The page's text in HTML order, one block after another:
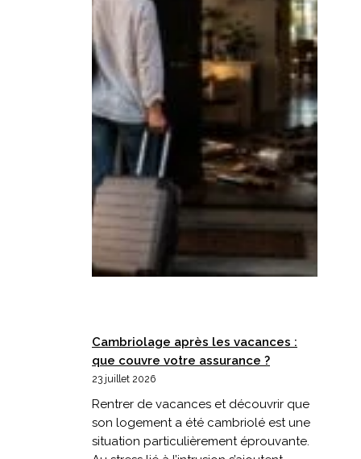
couvert
Cambriolage après les vacances :
que couvre votre assurance ?
23 juillet 2026
Rentrer de vacances et découvrir que
son logement a été cambriolé est une
situation particulièrement éprouvante.